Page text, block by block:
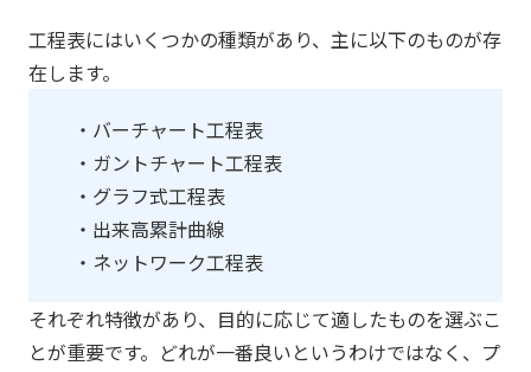
工程表にはいくつかの種類があり、主に以下のものが存
在します。
・バーチャート工程表
・ガントチャート工程表
・グラフ式工程表
・出来高累計曲線
・ネットワーク工程表
それぞれ特徴があり、目的に応じて適したものを選ぶこ
とが重要です。どれが一番良いというわけではなく、プ